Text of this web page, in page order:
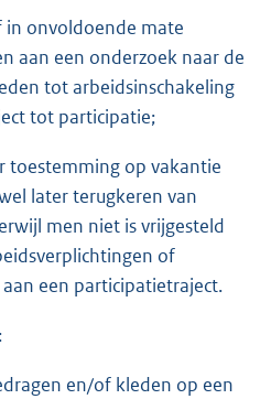
in onvoldoende mate
aan een onderzoek naar de
tot arbeidsinschakeling
tot participatie;
toestemming op vakantie
later terugkeren van
men niet is vrijgesteld
of
een participatietraject.
en/of kleden op een